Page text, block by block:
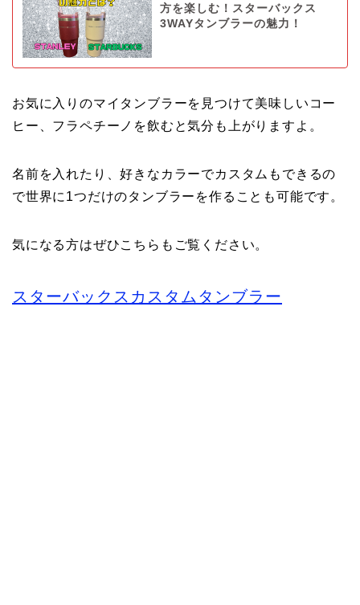
方を楽しむ！スターバックス
3WAYタンブラーの魅力！
お気に入りのマイタンブラーを見つけて美味しいコー
ヒー、フラペチーノを飲むと気分も上がりますよ。
名前を入れたり、好きなカラーでカスタムもできるの
で世界に1つだけのタンブラーを作ることも可能です。
気になる方はぜひこちらもご覧ください。
スターバックスカスタムタンブラー